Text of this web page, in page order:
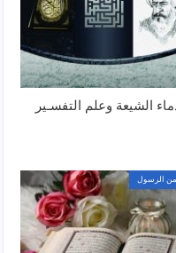
الشيعة وعلم التفسـير
آمن الرسول